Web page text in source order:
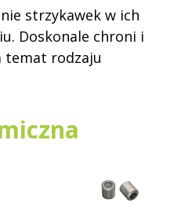
strzykawek w ich
Doskonale chroni i
temat rodzaju